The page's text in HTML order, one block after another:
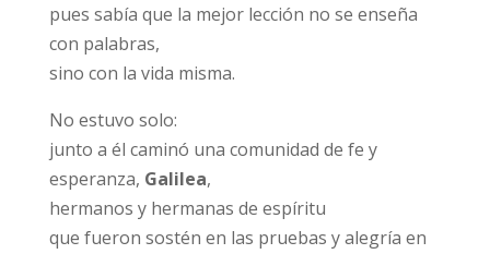
pues sabía que la mejor lección no se enseña
con palabras,
sino con la vida misma.
No estuvo solo:
junto a él caminó una comunidad de fe y
esperanza, Galilea,
hermanos y hermanas de espíritu
que fueron sostén en las pruebas y alegría en